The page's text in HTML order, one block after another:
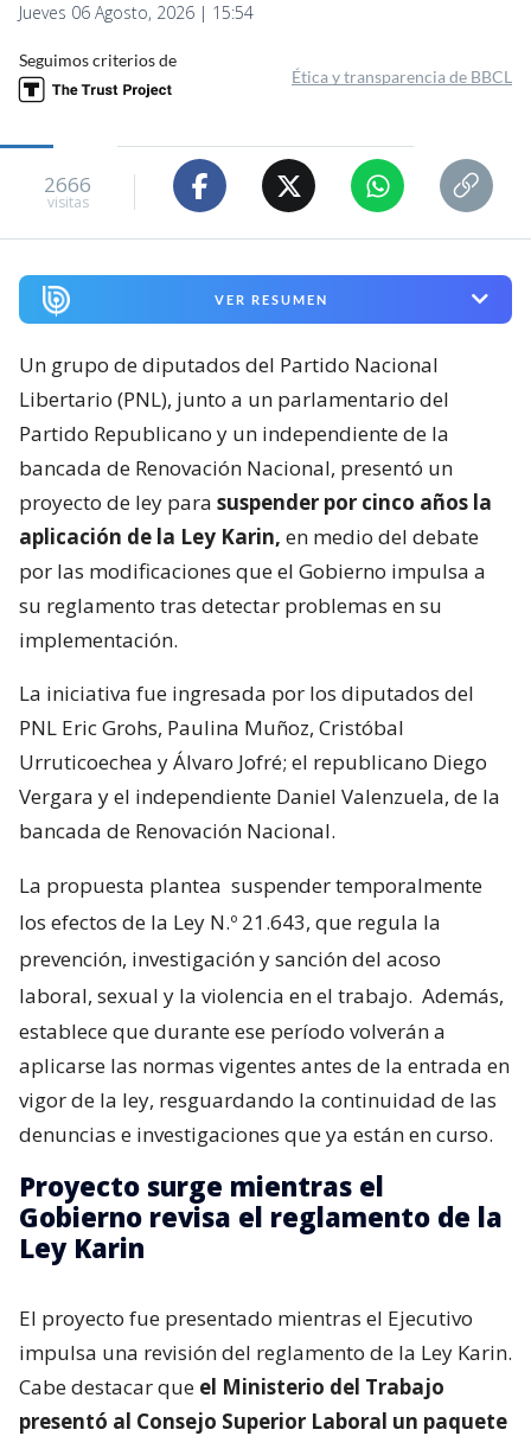
Jueves 06 Agosto, 2026 | 15:54
Seguimos criterios de
Ética y transparencia de BBCL
2666
visitas
VER RESUMEN
Un grupo de diputados del Partido Nacional
Libertario (PNL), junto a un parlamentario del
Partido Republicano y un independiente de la
bancada de Renovación Nacional, presentó un
proyecto de ley para suspender por cinco años la
aplicación de la Ley Karin, en medio del debate
por las modificaciones que el Gobierno impulsa a
su reglamento tras detectar problemas en su
implementación.
La iniciativa fue ingresada por los diputados del
PNL Eric Grohs, Paulina Muñoz, Cristóbal
Urruticoechea y Álvaro Jofré; el republicano Diego
Vergara y el independiente Daniel Valenzuela, de la
bancada de Renovación Nacional.
La propuesta plantea suspender temporalmente
los efectos de la Ley N.º 21.643, que regula la
prevención, investigación y sanción del acoso
laboral, sexual y la violencia en el trabajo. Además,
establece que durante ese período volverán a
aplicarse las normas vigentes antes de la entrada en
vigor de la ley, resguardando la continuidad de las
denuncias e investigaciones que ya están en curso.
Proyecto surge mientras el
Gobierno revisa el reglamento de la
Ley Karin
El proyecto fue presentado mientras el Ejecutivo
impulsa una revisión del reglamento de la Ley Karin.
Cabe destacar que el Ministerio del Trabajo
presentó al Consejo Superior Laboral un paquete